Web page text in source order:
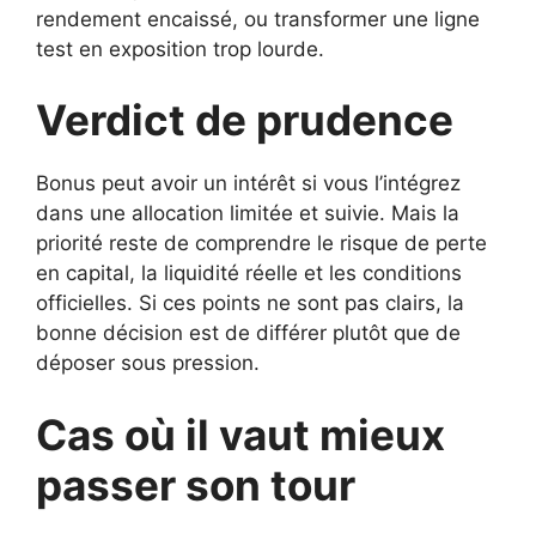
rendement encaissé, ou transformer une ligne
test en exposition trop lourde.
Verdict de prudence
Bonus peut avoir un intérêt si vous l’intégrez
dans une allocation limitée et suivie. Mais la
priorité reste de comprendre le risque de perte
en capital, la liquidité réelle et les conditions
officielles. Si ces points ne sont pas clairs, la
bonne décision est de différer plutôt que de
déposer sous pression.
Cas où il vaut mieux
passer son tour